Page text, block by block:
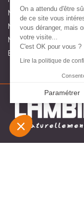
On a attendu d'être
de ce site vous
vous déranger, mais
votre visite...
C'est OK pour vous ?
Lire la politique de
Paramétrer
Axeptio consent
Plateforme de
Notre plateforme
Magasin partenaire
Magasin partenaire
Magasin partenaire
Envoyez-nous un e-